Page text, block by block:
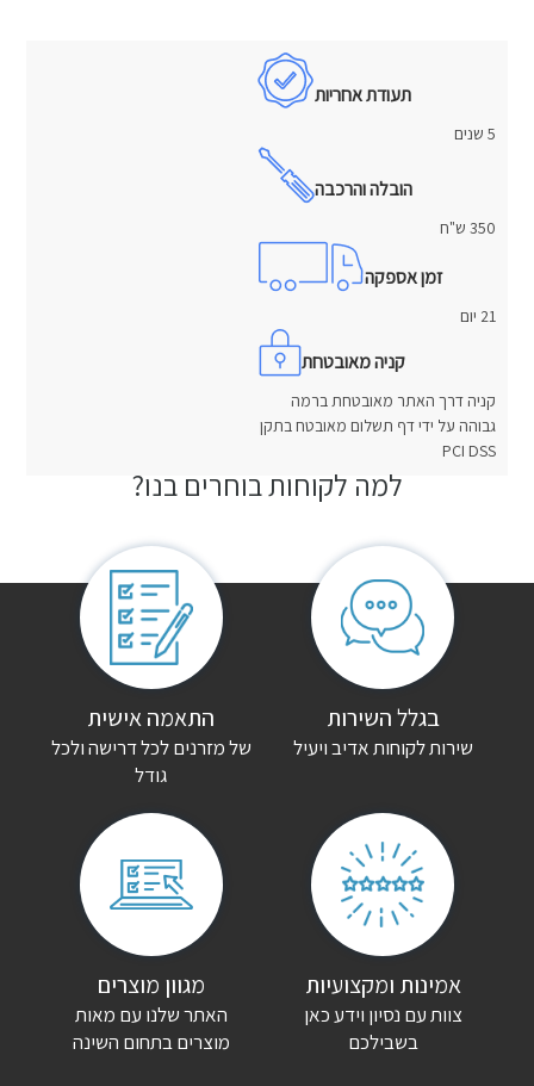
תעודת אחריות
5 שנים
הובלה והרכבה
350 ש"ח
זמן אספקה
21 יום
קניה מאובטחת
קניה דרך האתר מאובטחת ברמה
גבוהה על ידי דף תשלום מאובטח בתקן
PCI DSS
אין עדיין חוות דעת.
היה הראשון לכתוב סקירה “ספת נוער ירין”
האימייל לא יוצג באתר.
שדות החובה מסומנים
שמור בדפדפן זה את השם, האימייל והאתר שלי לפעם הבאה שאגיב.
למה לקוחות בוחרים בנו?
בגלל השירות
שירות לקוחות אדיב ויעיל
התאמה אישית
של מזרנים לכל דרישה ולכל
גודל
אמינות ומקצועיות
צוות עם נסיון וידע כאן
בשבילכם
מגוון מוצרים
האתר שלנו עם מאות
מוצרים בתחום השינה